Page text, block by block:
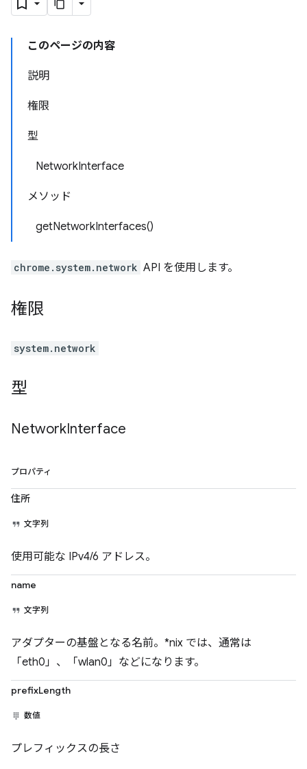
このページの内容
説明
権限
型
NetworkInterface
メソッド
getNetworkInterfaces()
chrome.system.network API を使用します。
権限
system.network
型
NetworkInterface
プロパティ
住所
文字列
使用可能な IPv4/6 アドレス。
name
文字列
アダプターの基盤となる名前。*nix では、通常は
「eth0」、「wlan0」などになります。
prefixLength
数値
プレフィックスの長さ